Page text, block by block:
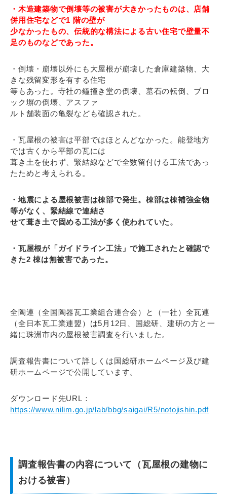
・木造建築物で倒壊等の被害が大きかったものは、店舗
併用住宅などで1 階の壁が
少なかったもの、伝統的な構法による古い住宅で壁量不
足のものなどであった。
・倒壊・崩壊以外にも大屋根が崩壊した倉庫建築物、大
きな残留変形を有する住宅
等もあった。寺社の鐘撞き堂の倒壊、墓石の転倒、ブロ
ック塀の倒壊、アスファ
ルト舗装面の亀裂なども確認された。
・瓦屋根の被害は平部ではほとんどなかった。能登地方
では古くから平部の瓦には
葺き土を使わず、緊結線などで全数留付ける工法であっ
たためと考えられる。
・地震による屋根被害は棟部で発生。棟部は棟補強金物
等がなく、緊結線で連結さ
せて葺き土で固める工法が多く使われていた。
・瓦屋根が「ガイドライン工法」で施工されたと確認で
きた2 棟は無被害であった。
全陶連（全国陶器瓦工業組合連合会）と（一社）全瓦連
（全日本瓦工業連盟）は5月12日、国総研、建研の方と一
緒に珠洲市内の屋根被害調査を行いました。
調査報告書について詳しくは国総研ホームページ及び建
研ホームページで公開しています。
ダウンロード先URL：
https://www.nilim.go.jp/lab/bbg/saigai/R5/notojishin.pdf
調査報告書の内容について（瓦屋根の建物に
おける被害）